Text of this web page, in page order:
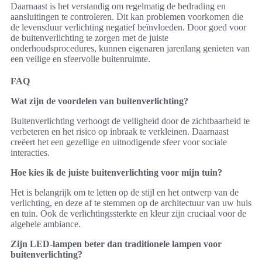
Daarnaast is het verstandig om regelmatig de bedrading en
aansluitingen te controleren. Dit kan problemen voorkomen die
de levensduur verlichting negatief beïnvloeden. Door goed voor
de buitenverlichting te zorgen met de juiste
onderhoudsprocedures, kunnen eigenaren jarenlang genieten van
een veilige en sfeervolle buitenruimte.
FAQ
Wat zijn de voordelen van buitenverlichting?
Buitenverlichting verhoogt de veiligheid door de zichtbaarheid te
verbeteren en het risico op inbraak te verkleinen. Daarnaast
creëert het een gezellige en uitnodigende sfeer voor sociale
interacties.
Hoe kies ik de juiste buitenverlichting voor mijn tuin?
Het is belangrijk om te letten op de stijl en het ontwerp van de
verlichting, en deze af te stemmen op de architectuur van uw huis
en tuin. Ook de verlichtingssterkte en kleur zijn cruciaal voor de
algehele ambiance.
Zijn LED-lampen beter dan traditionele lampen voor
buitenverlichting?